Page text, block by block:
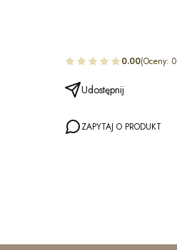
0.00(Oceny:
Udostępnij
ZAPYTAJ O PRODUKT